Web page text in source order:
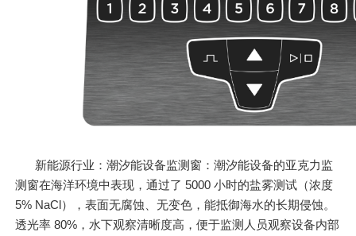
新能源行业：潮汐能设备监测窗：潮汐能设备的亚克力监
测窗在海洋环境中表现，通过了 5000 小时的盐雾测试（浓度
5% NaCl），表面无腐蚀、无变色，能抵御海水的长期侵蚀。
透光率 80%，水下观察清晰度高，便于监测人员观察设备内部